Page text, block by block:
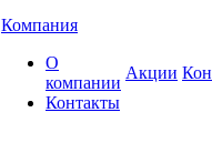
Компания
О
компании
Контакты
Акции